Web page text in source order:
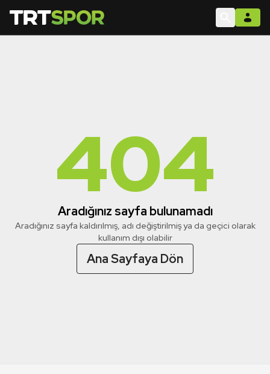
404
Aradığınız sayfa bulunamadı
Aradığınız sayfa kaldırılmış, adı değiştirilmiş ya da geçici olarak
kullanım dışı olabilir
Ana Sayfaya Dön